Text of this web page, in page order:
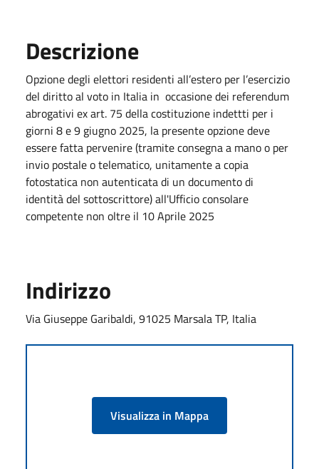
Descrizione
Opzione degli elettori residenti all’estero per l’esercizio
del diritto al voto in Italia in occasione dei referendum
abrogativi ex art. 75 della costituzione indettti per i
giorni 8 e 9 giugno 2025, la presente opzione deve
essere fatta pervenire (tramite consegna a mano o per
invio postale o telematico, unitamente a copia
fotostatica non autenticata di un documento di
identità del sottoscrittore) all'Ufficio consolare
competente non oltre il 10 Aprile 2025
Indirizzo
Via Giuseppe Garibaldi, 91025 Marsala TP, Italia
Visualizza in Mappa